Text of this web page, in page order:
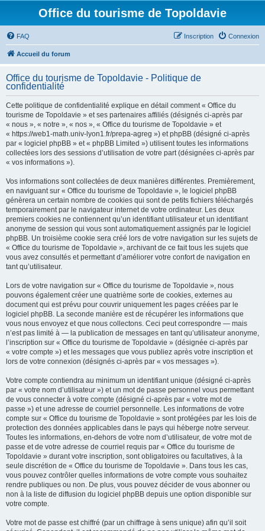
Office du tourisme de Topoldavie
FAQ Connexion
Inscription
Accueil du forum
Office du tourisme de Topoldavie - Politique de
confidentialité
Cette politique de confidentialité explique en détail comment « Office du
tourisme de Topoldavie » et ses partenaires affiliés (désignés ci-après par
« nous », « notre », « nos », « Office du tourisme de Topoldavie » et
« https://web1-math.univ-lyon1.fr/prepa-agreg ») et phpBB (désigné ci-après
par « logiciel phpBB » et « phpBB Limited ») utilisent toutes les informations
collectées lors des sessions d’utilisation de votre part (désignées ci-après par
« vos informations »).
Vos informations sont collectées de deux manières différentes. Premièrement,
en naviguant sur « Office du tourisme de Topoldavie », le logiciel phpBB
génèrera un certain nombre de cookies qui sont de petits fichiers téléchargés
temporairement par le navigateur internet de votre ordinateur. Les deux
premiers cookies ne contiennent qu’un identifiant utilisateur et un identifiant
anonyme de session qui vous sont automatiquement assignés par le logiciel
phpBB. Un troisième cookie sera créé lors de votre navigation sur les sujets de
« Office du tourisme de Topoldavie », archivant de ce fait tous les sujets que
vous avez consultés et permettant d’améliorer votre confort de navigation en
tant qu’utilisateur.
Lors de votre navigation sur « Office du tourisme de Topoldavie », nous
pouvons également créer une quatrième sorte de cookies, externes au
document qui est prévu pour couvrir uniquement les pages créées par le
logiciel phpBB. La seconde manière est de récupérer les informations que
vous nous envoyez et que nous collectons. Ceci peut correspondre — mais
n’est pas limité à — la publication de messages en tant qu’utilisateur anonyme,
l’inscription sur « Office du tourisme de Topoldavie » (désignée ci-après par
« votre compte ») et les messages que vous publiez après votre inscription et
lors de votre connexion (désignés ci-après par « vos messages »).
Votre compte contiendra au minimum un identifiant unique (désigné ci-après
par « votre nom d’utilisateur ») et un mot de passe personnel vous permettant
de vous connecter à votre compte (désigné ci-après par « votre mot de
passe ») et une adresse de courriel personnelle. Les informations de votre
compte sur « Office du tourisme de Topoldavie » sont protégées par les lois de
protection des données applicables dans le pays qui héberge notre serveur.
Toutes les informations, en-dehors de votre nom d’utilisateur, de votre mot de
passe et de votre adresse de courriel requis par « Office du tourisme de
Topoldavie » durant votre inscription, sont obligatoires ou facultatives, à la
seule discrétion de « Office du tourisme de Topoldavie ». Dans tous les cas,
vous pouvez contrôler quelles informations de votre compte vous souhaitez
rendre publiques ou non. De plus, vous pouvez décider de vous abonner ou
non à la liste de diffusion du logiciel phpBB depuis une option disponible sur
votre compte.
Votre mot de passe est chiffré (par un chiffrage à sens unique) afin qu’il soit